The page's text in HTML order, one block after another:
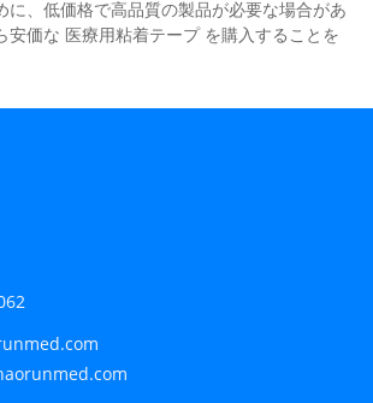
に、低価格で高品質の製品が必要な場合があ
安価な 医療用粘着テープ を購入することを